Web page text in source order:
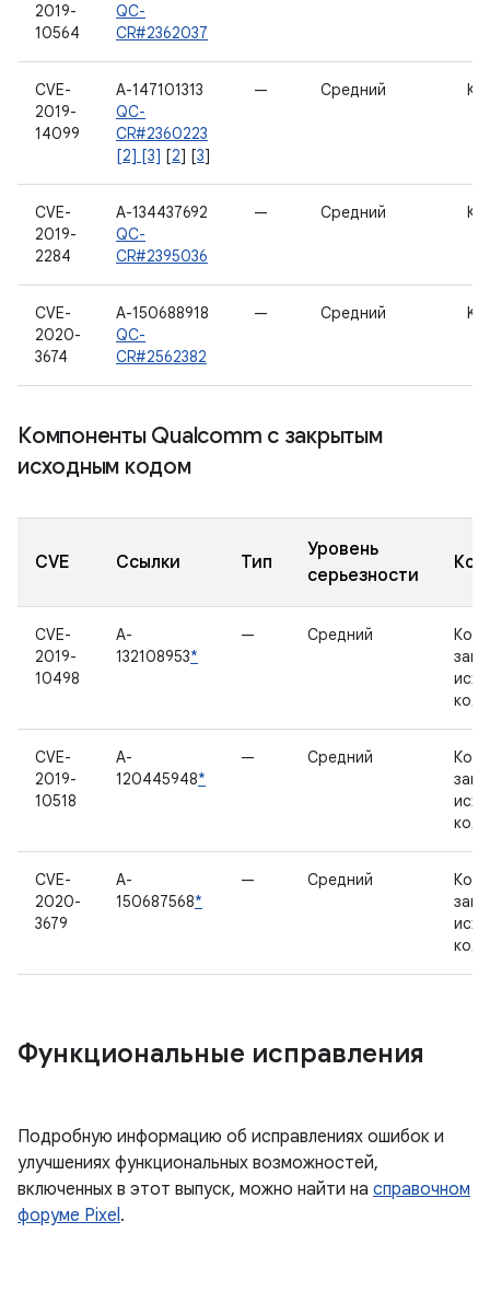
2019-
10564
QC-
CR#2362037
CVE-
2019-
14099
A-147101313
QC-
CR#2360223
[2] [3] [2] [3]
— Средний
CVE-
2019-
2284
A-134437692
QC-
CR#2395036
— Средний
CVE-
2020-
3674
A-150688918
QC-
CR#2562382
— Средний
Компоненты Qualcomm с закрытым
исходным кодом
CVE Ссылки Тип
Уровень
серьезности
CVE-
2019-
10498
A-
132108953*
— Средний
CVE-
2019-
10518
A-
120445948*
— Средний
CVE-
2020-
3679
A-
150687568*
— Средний
Функциональные исправления
Подробную информацию об исправлениях ошибок и
улучшениях функциональных возможностей,
включенных в этот выпуск, можно найти на справочном
форуме Pixel.